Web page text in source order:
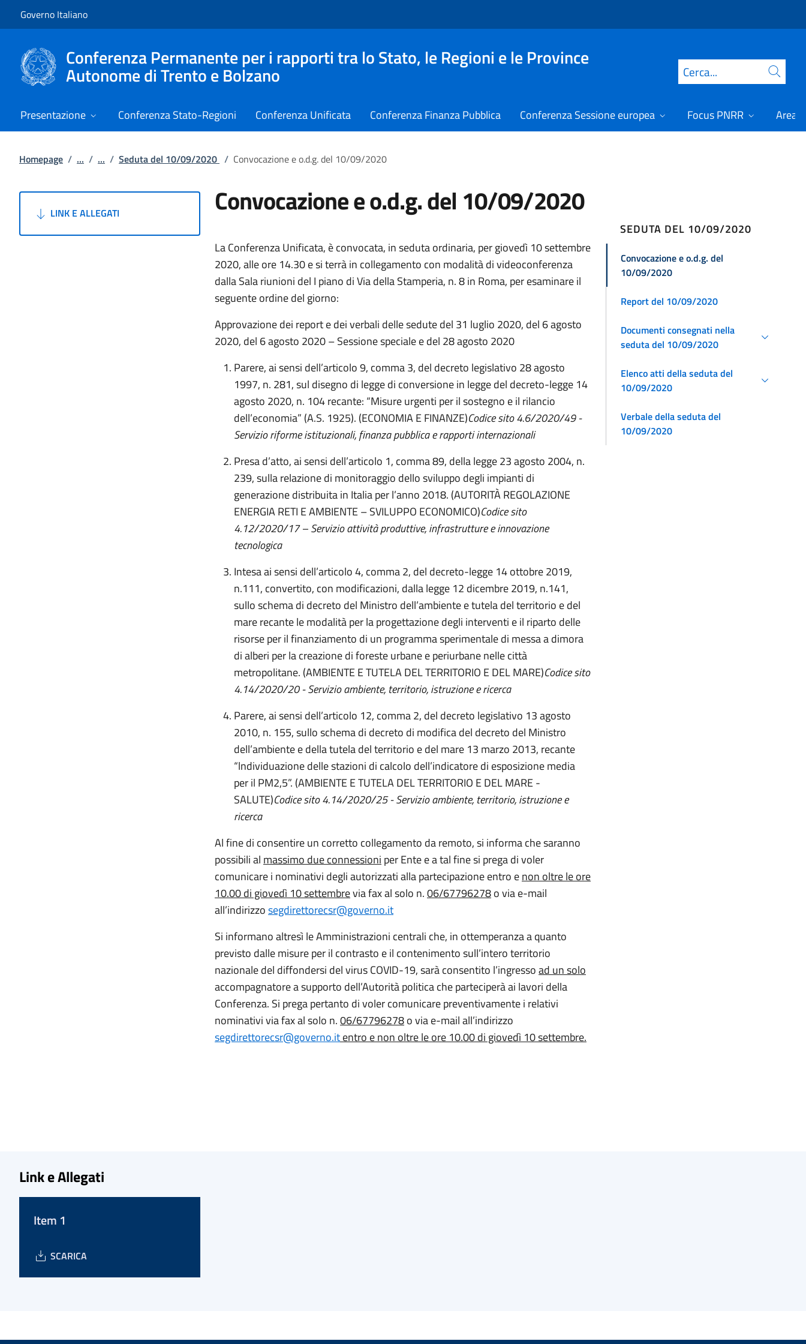
Governo Italiano
Conferenza Permanente per i rapporti tra lo Stato, le Regioni e le Province
Autonome di Trento e Bolzano Cerca
Presentazione Conferenza Stato-Regioni Conferenza Unificata Conferenza Finanza Pubblica Conferenza Sessione europea Focus PNRR Area
Homepage / ... / ... / Seduta del 10/09/2020 / Convocazione e o.d.g. del 10/09/2020
LINK E ALLEGATI Convocazione e o.d.g. del 10/09/2020
La Conferenza Unificata, è convocata, in seduta ordinaria, per giovedì 10 settembre
2020, alle ore 14.30 e si terrà in collegamento con modalità di videoconferenza
dalla Sala riunioni del I piano di Via della Stamperia, n. 8 in Roma, per esaminare il
seguente ordine del giorno:
Approvazione dei report e dei verbali delle sedute del 31 luglio 2020, del 6 agosto
2020, del 6 agosto 2020 – Sessione speciale e del 28 agosto 2020
Parere, ai sensi dell’articolo 9, comma 3, del decreto legislativo 28 agosto
1997, n. 281, sul disegno di legge di conversione in legge del decreto-legge 14
agosto 2020, n. 104 recante: “Misure urgenti per il sostegno e il rilancio
dell’economia” (A.S. 1925). (ECONOMIA E FINANZE)Codice sito 4.6/2020/49 -
Servizio riforme istituzionali, finanza pubblica e rapporti internazionali
Presa d’atto, ai sensi dell’articolo 1, comma 89, della legge 23 agosto 2004, n.
239, sulla relazione di monitoraggio dello sviluppo degli impianti di
generazione distribuita in Italia per l’anno 2018. (AUTORITÀ REGOLAZIONE
ENERGIA RETI E AMBIENTE – SVILUPPO ECONOMICO)Codice sito
4.12/2020/17 – Servizio attività produttive, infrastrutture e innovazione
tecnologica
Intesa ai sensi dell’articolo 4, comma 2, del decreto-legge 14 ottobre 2019,
n.111, convertito, con modificazioni, dalla legge 12 dicembre 2019, n.141,
sullo schema di decreto del Ministro dell’ambiente e tutela del territorio e del
mare recante le modalità per la progettazione degli interventi e il riparto delle
risorse per il finanziamento di un programma sperimentale di messa a dimora
di alberi per la creazione di foreste urbane e periurbane nelle città
metropolitane. (AMBIENTE E TUTELA DEL TERRITORIO E DEL MARE)Codice sito
4.14/2020/20 - Servizio ambiente, territorio, istruzione e ricerca
Parere, ai sensi dell’articolo 12, comma 2, del decreto legislativo 13 agosto
2010, n. 155, sullo schema di decreto di modifica del decreto del Ministro
dell’ambiente e della tutela del territorio e del mare 13 marzo 2013, recante
“lndividuazione delle stazioni di calcolo dell’indicatore di esposizione media
per il PM2,5”. (AMBIENTE E TUTELA DEL TERRITORIO E DEL MARE -
SALUTE)Codice sito 4.14/2020/25 - Servizio ambiente, territorio, istruzione e
ricerca
Al fine di consentire un corretto collegamento da remoto, si informa che saranno
possibili al massimo due connessioni per Ente e a tal fine si prega di voler
comunicare i nominativi degli autorizzati alla partecipazione entro enon oltre le ore
10.00 di giovedì 10 settembrevia fax al solo n.06/67796278o via e-mail
all’indirizzosegdirettorecsr@governo.it
Si informano altresì le Amministrazioni centrali che, in ottemperanza a quanto
previsto dalle misure per il contrasto e il contenimento sull’intero territorio
nazionale del diffondersi del virus COVID-19, sarà consentito l’ingressoad un solo
accompagnatore a supporto dell’Autorità politica che parteciperà ai lavori della
Conferenza. Si prega pertanto di voler comunicare preventivamente i relativi
nominativi via fax al solo n.06/67796278o via e-mail all’indirizzo
segdirettorecsr@governo.itentro e non oltre le ore 10.00 di giovedì 10 settembre.
SEDUTA DEL 10/09/2020
Convocazione e o.d.g. del
10/09/2020
Report del 10/09/2020
Documenti consegnati nella
seduta del 10/09/2020
Elenco atti della seduta del
10/09/2020
Verbale della seduta del
10/09/2020
Link e Allegati
Item 1
SCARICA